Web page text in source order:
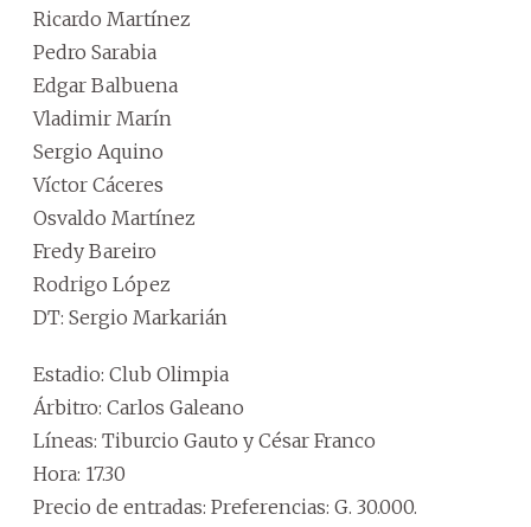
Ricardo Martínez
Pedro Sarabia
Edgar Balbuena
Vladimir Marín
Sergio Aquino
Víctor Cáceres
Osvaldo Martínez
Fredy Bareiro
Rodrigo López
DT: Sergio Markarián
Estadio: Club Olimpia
Árbitro: Carlos Galeano
Líneas: Tiburcio Gauto y César Franco
Hora: 17.30
Precio de entradas: Preferencias: G. 30.000.